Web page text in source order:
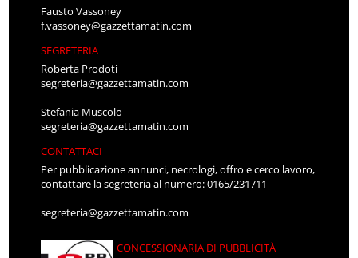
Fausto Vassoney
f.vassoney@gazzettamatin.com
SEGRETERIA
Roberta Prodoti
segreteria@gazzettamatin.com
Stefania Muscolo
segreteria@gazzettamatin.com
CONTATTACI
Per pubblicazione annunci, necrologi, offro e cerco lavoro,
contattare la segreteria al numero: 0165/231711
segreteria@gazzettamatin.com
CONCESSIONARIA DI PUBBLICITÀ